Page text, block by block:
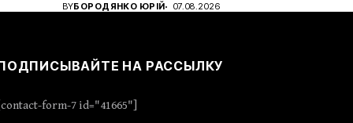
BYБОРОДЯНКО ЮРІЙ 07.08.2026
НА РАССЫЛКУ
form-7 id="41665"]